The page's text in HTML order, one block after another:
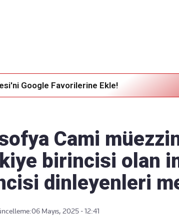
Google Favorilerine Ekle!
Cami
birincisi olan
dinleyenleri
06 Mayıs, 2025 - 12:41